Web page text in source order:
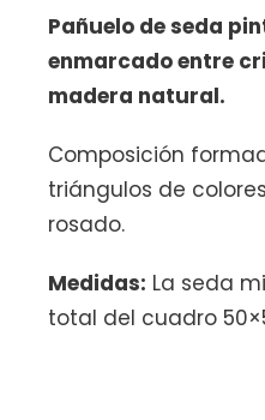
Pañuelo de seda
enmarcado entre
madera natural.
Composición
triángulos de
rosado.
Medidas: La seda
total del cuadro